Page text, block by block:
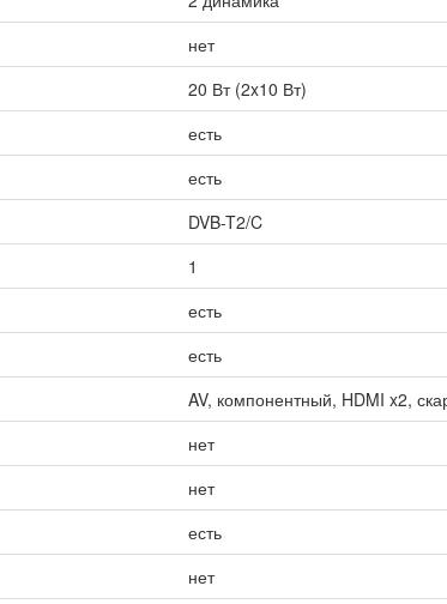
нет
20 Вт (2x10 Вт)
есть
есть
DVB-T2/C
1
есть
есть
AV, компонентный, HDMI x2,
нет
нет
есть
нет